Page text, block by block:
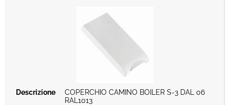
COPERCHIO CAMINO BOILER S-3 DAL 06
RAL1013